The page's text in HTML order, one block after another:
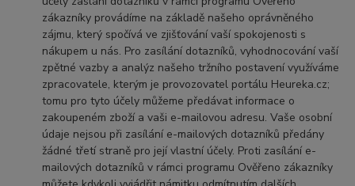
zákazníky provádíme na základě našeho oprávněného
zájmu, který spočívá ve zjišťování vaší spokojenosti s
nákupem u nás. Pro zasílání dotazníků, vyhodnocování vaší
zpětné vazby a analýz našeho tržního postavení využíváme
zpracovatele, kterým je provozovatel portálu Heureka.cz;
tomu pro tyto účely můžeme předávat informace o
zakoupeném zboží a vaši e-mailovou adresu. Vaše osobní
údaje nejsou při zasílání e-mailových dotazníků předány
žádné třetí straně pro její vlastní účely. Proti zasílání e-
mailových dotazníků v rámci programu Ověřeno zákazníky